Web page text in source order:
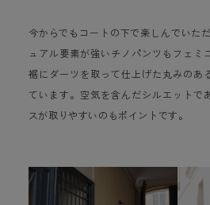
今からでもコートの下で楽しんでいた
ュアル要素が強いチノパンツもフェミ
裾にダーツを取って仕上げた丸みのあ
ています。空気を含んだシルエットで
スが取りやすいのもポイントです。